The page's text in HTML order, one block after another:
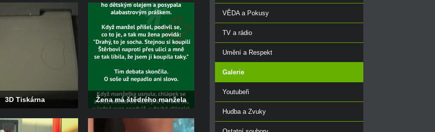
3D Tiskárna Žena má štědrého manžela
VĚDA a Pokusy
TV a rádio
Umění a Respekt
Galerie
Youtubeři
Hudba a Zvuky